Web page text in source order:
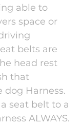
able to
space or
belts are
head rest
that
dog Harness.
seat belt to a
ALWAYS.